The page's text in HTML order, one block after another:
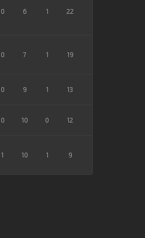
0 6 1 22
0 7 1 19
0 9 1 13
0 10 0 12
1 10 1 9